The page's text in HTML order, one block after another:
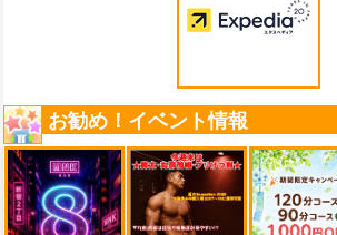
お勧め！イベント情報